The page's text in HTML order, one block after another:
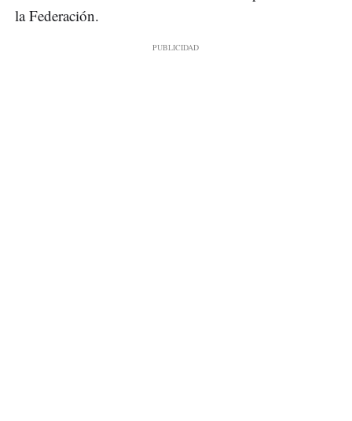
la Federación.